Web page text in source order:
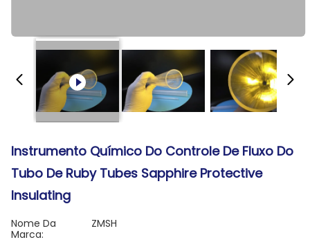
Instrumento Químico Do Controle De Fluxo Do
Tubo De Ruby Tubes Sapphire Protective
Insulating
Nome Da
Marca:
ZMSH